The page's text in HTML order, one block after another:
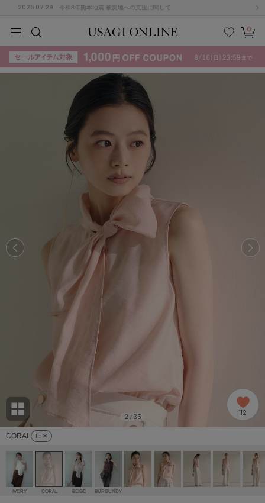
2026.07.29 令和8年熊本地震 被災地への支援に関して
検索
お気
に入
カー
ト
0
KIDSBABYBEAUTYLIFE STYLE
(715)
ョン雑貨 (865)
/ランジェリー (127)
ェア (121)
KIDSBABYBEAUTYLIFE STYLE
E G
K L M N
R T
その
他
ACYM
アシーム
adidas by Stella McCartney
アディダス バイ ステラマッカートニー
アリソンブラウン
Ame no chi Hare
アメノチハレ
AMOMMA
アモマ
ánuans
アニュアンス
CORAL F: ✕
2 / 35 112
IVORY CORAL BEIGE BURGUNDY